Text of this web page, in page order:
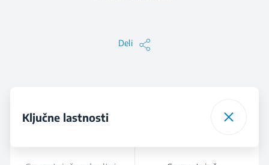
Deli
Ključne lastnosti